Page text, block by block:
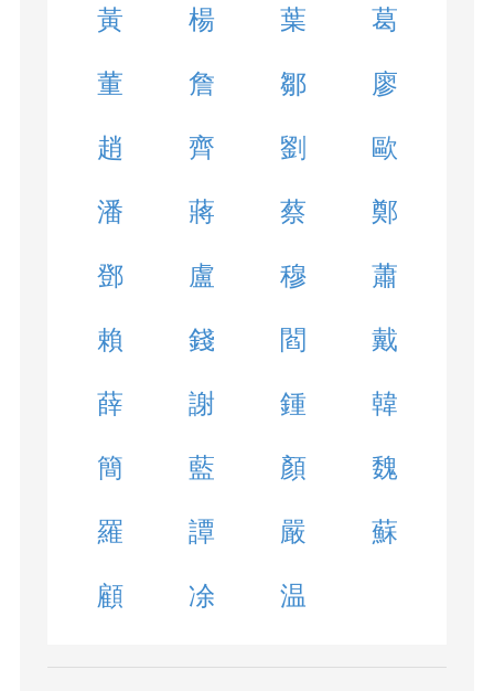
黃 楊 葉 葛
董 詹 鄒 廖
趙 齊 劉 歐
潘 蔣 蔡 鄭
鄧 盧 穆 蕭
賴 錢 閻 戴
薛 謝 鍾 韓
簡 藍 顏 魏
羅 譚 嚴 蘇
顧 凃 温